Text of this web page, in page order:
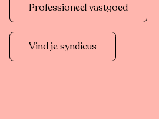
Professioneel vastgoed
Vind je syndicus